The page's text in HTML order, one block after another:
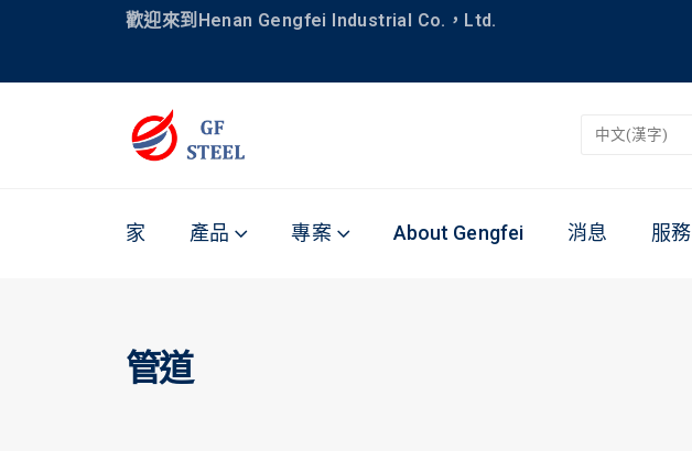
歡迎來到Henan Gengfei Industrial Co.，Ltd.
家 產品 專案 About Gengfei 消息 服務
管道